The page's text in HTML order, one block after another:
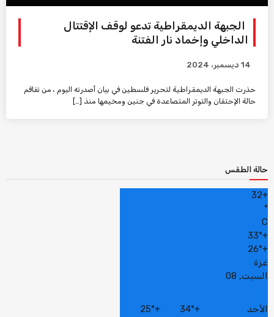
الجبهة الديمقراطية تدعو لوقف الإقتتال
الداخلي وإخماد نار الفتنة
14 ديسمبر، 2024
حذرت الجبهة الديمقراطية لتحرير فلسطين في بيان أصدرته اليوم ، من تفاقم
حالة الإحتقان والتوتر المتصاعدة في جنين ومخيمها منذ […]
حالة الطقس
+
32
°
C
+
33°
+
26°
غزة
السبت, 08
الأحد +
34°
+
25°